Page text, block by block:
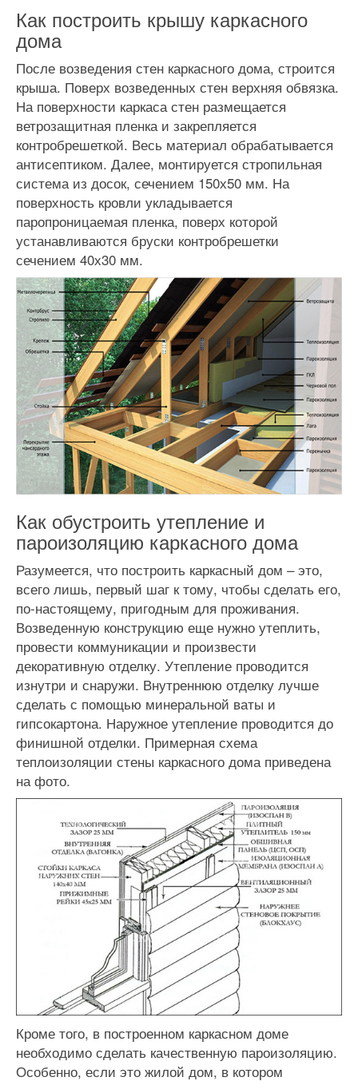
Как построить крышу каркасного
дома
После возведения стен каркасного дома, строится
крыша. Поверх возведенных стен верхняя обвязка.
На поверхности каркаса стен размещается
ветрозащитная пленка и закрепляется
контробрешеткой. Весь материал обрабатывается
антисептиком. Далее, монтируется стропильная
система из досок, сечением 150х50 мм. На
поверхность кровли укладывается
паропроницаемая пленка, поверх которой
устанавливаются бруски контробрешетки
сечением 40х30 мм.
Как обустроить утепление и
пароизоляцию каркасного дома
Разумеется, что построить каркасный дом – это,
всего лишь, первый шаг к тому, чтобы сделать его,
по-настоящему, пригодным для проживания.
Возведенную конструкцию еще нужно утеплить,
провести коммуникации и произвести
декоративную отделку. Утепление проводится
изнутри и снаружи. Внутреннюю отделку лучше
сделать с помощью минеральной ваты и
гипсокартона. Наружное утепление проводится до
финишной отделки. Примерная схема
теплоизоляции стены каркасного дома приведена
на фото.
Кроме того, в построенном каркасном доме
необходимо сделать качественную пароизоляцию.
Особенно, если это жилой дом, в котором